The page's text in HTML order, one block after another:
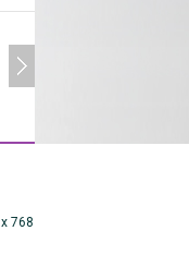
768